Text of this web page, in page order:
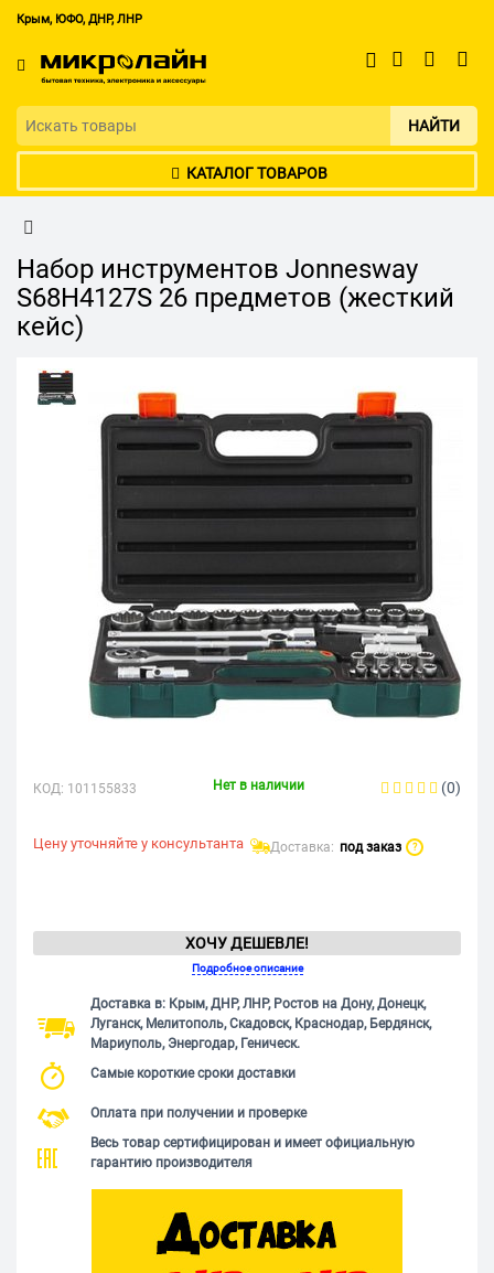
Крым, ЮФО, ДНР, ЛНР
НАЙТИ
КАТАЛОГ ТОВАРОВ
Набор инструментов Jonnesway
S68H4127S 26 предметов (жесткий
кейс)
КОД: 101155833 Нет в наличии (0)
Цену уточняйте у консультанта Доставка: под заказ ?
ХОЧУ ДЕШЕВЛЕ!
Подробное описание
Доставка в: Крым, ДНР, ЛНР, Ростов на Дону, Донецк,
Луганск, Мелитополь, Скадовск, Краснодар, Бердянск,
Мариуполь, Энергодар, Геническ.
Самые короткие сроки доставки
Оплата при получении и проверке
Весь товар сертифицирован и имеет официальную
гарантию производителя